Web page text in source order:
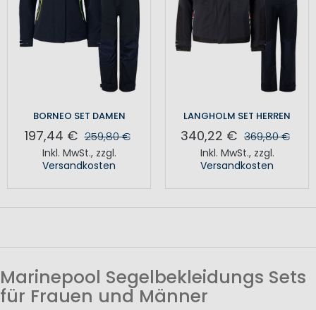
BORNEO SET DAMEN
197,44 € 259,80 €
Inkl. MwSt., zzgl.
Versandkosten
LANGHOLM SET HERREN
340,22 € 369,80 €
Inkl. MwSt., zzgl.
Versandkosten
Marinepool Segelbekleidungs Sets
für Frauen und Männer